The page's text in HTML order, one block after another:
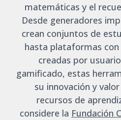
matemáticas y el
Desde generadores
crean conjuntos de
hasta plataformas
creadas por
gamificado, estas
su innovación y
recursos de
considere la Fundación